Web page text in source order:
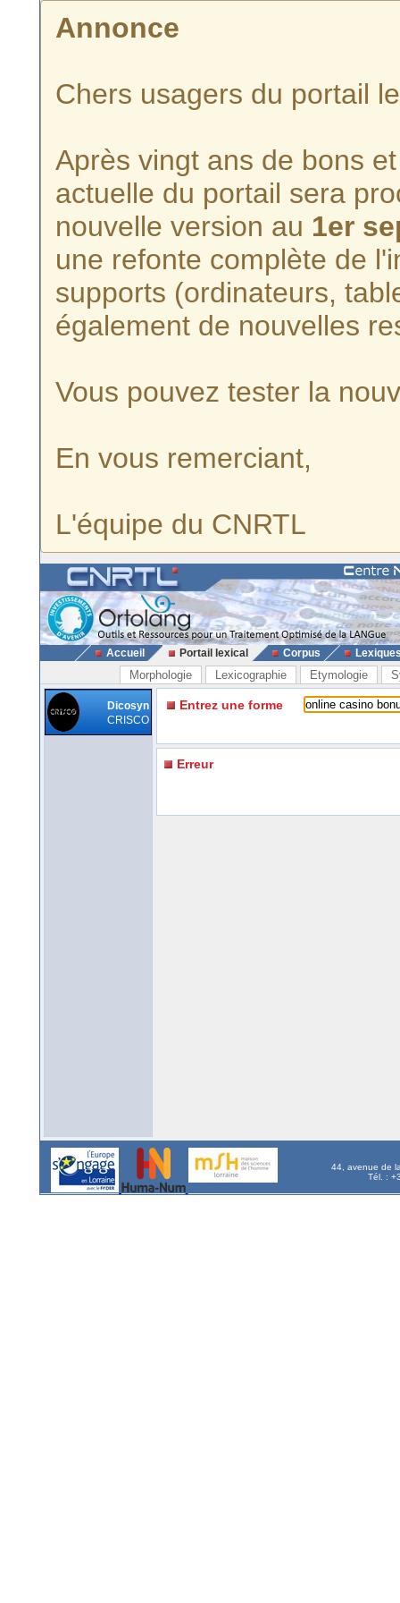
Annonce
Chers usagers du portail
Après vingt ans de bons
actuelle du portail sera
nouvelle version au 1er
une refonte complète de
supports (ordinateurs,
également de nouvelles
Vous pouvez tester la
En vous remerciant,
L'équipe du CNRTL
Accueil Portail lexical Corpus
Morphologie Lexicographie Etymologie
Dicosyn
CRISCO
Entrez une forme
Erreur
44, avenue de
Tél. :